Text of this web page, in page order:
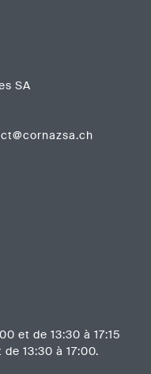
SA
et de 13:30 à 17:15
13:30 à 17:00.